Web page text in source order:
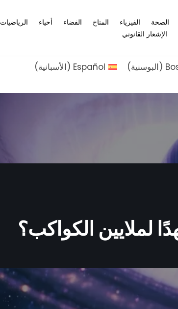
الصحة الفيزياء المناخ الفضاء أحياء
الرياضيات
الإشعار القانوني
(البوسنية)
Español
(الأسبانية)
لملايين الكواكب؟